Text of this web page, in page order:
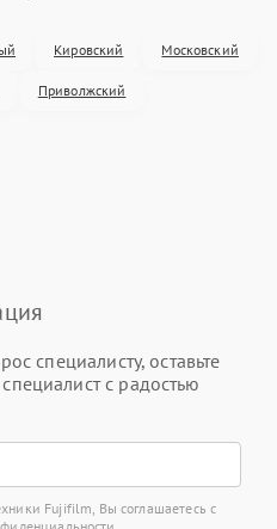
Кировский Московский
Приволжский
специалисту, оставьте
с радостью
Fujifilm, Вы соглашаетесь с